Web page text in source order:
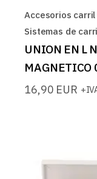
Accesorios
Sistemas de
UNION EN L
16,90 EUR